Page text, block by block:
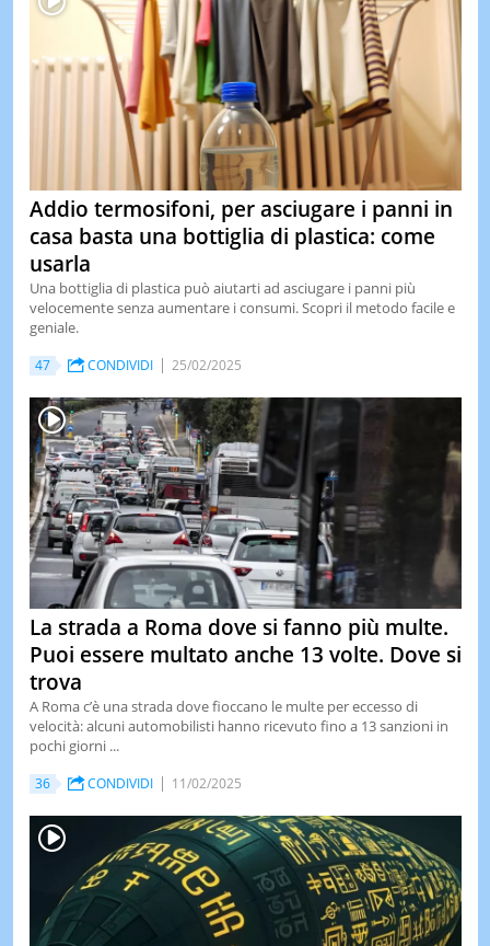
Addio termosifoni, per asciugare i panni in
casa basta una bottiglia di plastica: come
usarla
Una bottiglia di plastica può aiutarti ad asciugare i panni più
velocemente senza aumentare i consumi. Scopri il metodo facile e
geniale.
47 CONDIVIDI 25/02/2025
La strada a Roma dove si fanno più multe.
Puoi essere multato anche 13 volte. Dove si
trova
A Roma c’è una strada dove fioccano le multe per eccesso di
velocità: alcuni automobilisti hanno ricevuto fino a 13 sanzioni in
pochi giorni ...
36 CONDIVIDI 11/02/2025